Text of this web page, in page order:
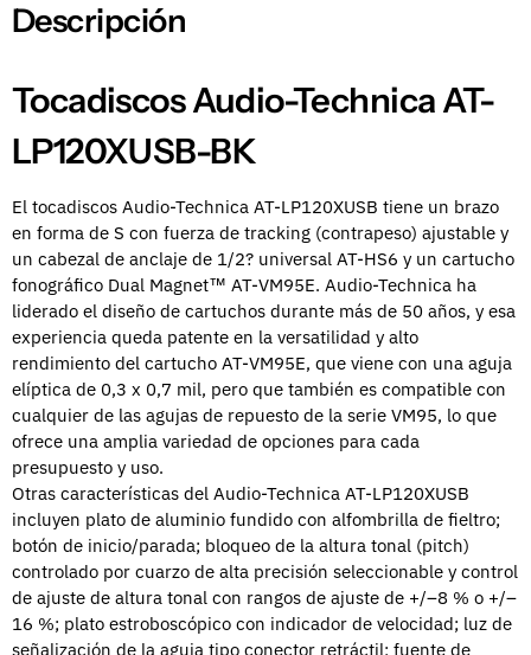
Descripción
Tocadiscos Audio-Technica AT-
LP120XUSB-BK
El tocadiscos Audio-Technica AT-LP120XUSB tiene un brazo
en forma de S con fuerza de tracking (contrapeso) ajustable y
un cabezal de anclaje de 1/2? universal AT-HS6 y un cartucho
fonográfico Dual Magnet™ AT-VM95E. Audio-Technica ha
liderado el diseño de cartuchos durante más de 50 años, y esa
experiencia queda patente en la versatilidad y alto
rendimiento del cartucho AT-VM95E, que viene con una aguja
elíptica de 0,3 x 0,7 mil, pero que también es compatible con
cualquier de las agujas de repuesto de la serie VM95, lo que
ofrece una amplia variedad de opciones para cada
presupuesto y uso.
Otras características del Audio-Technica AT-LP120XUSB
incluyen plato de aluminio fundido con alfombrilla de fieltro;
botón de inicio/parada; bloqueo de la altura tonal (pitch)
controlado por cuarzo de alta precisión seleccionable y control
de ajuste de altura tonal con rangos de ajuste de +/–8 % o +/–
16 %; plato estroboscópico con indicador de velocidad; luz de
señalización de la aguja tipo conector retráctil; fuente de